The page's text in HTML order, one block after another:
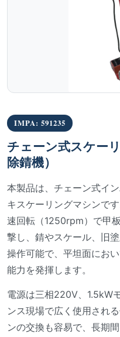
IMPA: 591235
チェーン式スケー
除錆機）
本製品は、チェーン式イ
キスケーリングマシンで
速回転（1250rpm）で甲
撃し、錆やスケール、旧
操作可能で、平坦面にお
能力を発揮します。
電源は三相220V、1.5kW
ンス現場で広く使用され
ンの交換も容易で、長期